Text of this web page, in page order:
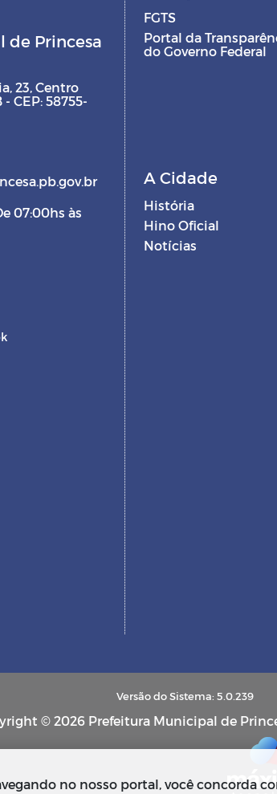
de Princesa
23, Centro
CEP: 58755-
07:00hs às
FGTS
Portal da
do Governo Federal
A Cidade
História
Hino Oficial
Notícias
Versão do Sistema: 5.0.239
© 2026 Prefeitura Municipal de
no nosso portal, você concorda